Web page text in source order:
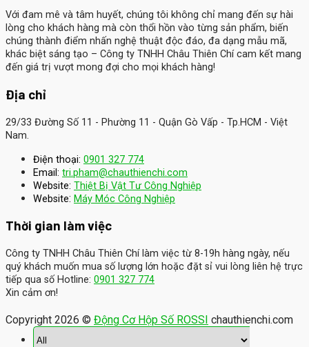
Với đam mê và tâm huyết, chúng tôi không chỉ mang đến sự hài
lòng cho khách hàng mà còn thổi hồn vào từng sản phẩm, biến
chúng thành điểm nhấn nghệ thuật độc đáo, đa dạng mẫu mã,
khác biệt sáng tạo – Công ty TNHH Châu Thiên Chí cam kết mang
đến giá trị vượt mong đợi cho mọi khách hàng!
Địa chỉ
29/33 Đường Số 11 - Phường 11 - Quận Gò Vấp - Tp.HCM - Việt
Nam.
Điện thoại: 0901 327 774
Email: tri.pham@chauthienchi.com
Website: Thiệt Bị Vật Tư Công Nghiệp
Website: Máy Móc Công Nghiệp
Thời gian làm việc
Công ty TNHH Châu Thiên Chí làm việc từ 8-19h hàng ngày, nếu
quý khách muốn mua số lượng lớn hoặc đặt sỉ vui lòng liên hệ trực
tiếp qua số Hotline: 0901 327 774
Xin cảm ơn!
Copyright 2026 © Động Cơ Hộp Số ROSSI chauthienchi.com